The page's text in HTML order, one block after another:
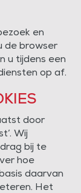
en
de browser
u tijdens een
op af.
door
Wij
bij te
hoe
daarvan
Het